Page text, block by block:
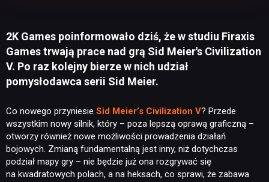
2K Games poinformowało dziś, że w studiu Firaxis
Games trwają prace nad grą Sid Meier's Civilization
V. Po raz kolejny bierze w nich udział
pomysłodawca serii Sid Meier.
Co nowego przyniesie Sid Meier’s Civilization V? Przede
wszystkim nowy silnik, który – poza lepszą oprawą graficzną –
otworzy również nowe możliwości prowadzenia działań
bojowych. Zmianą fundamentalną jest inny, niż dotychczas
podział mapy gry – nie będzie już ona rozgrywać się
na kwadratowych polach, a na heksach, co sprawi, że zabawa